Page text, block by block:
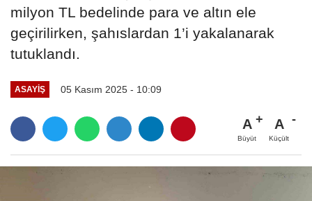
milyon TL bedelinde para ve altın ele
geçirilirken, şahıslardan 1’i yakalanarak
tutuklandı.
ASAYIŞ 05 Kasım 2025 - 10:09
A
Büyüt
A
Küçült